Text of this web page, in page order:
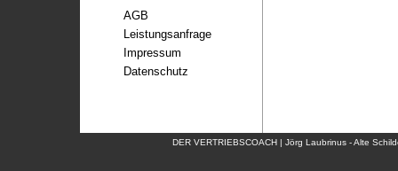
AGB
Leistungsanfrage
Impressum
Datenschutz
DER VERTRIEBSCOACH | Jörg Laubrinus - Alte